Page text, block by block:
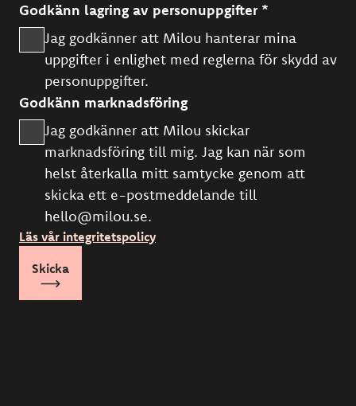
Godkänn lagring av personuppgifter *
Jag godkänner att Milou hanterar mina
uppgifter i enlighet med reglerna för skydd av
personuppgifter.
Godkänn marknadsföring
Jag godkänner att Milou skickar
marknadsföring till mig. Jag kan när som
helst återkalla mitt samtycke genom att
skicka ett e-postmeddelande till
hello@milou.se.
Läs vår integritetspolicy